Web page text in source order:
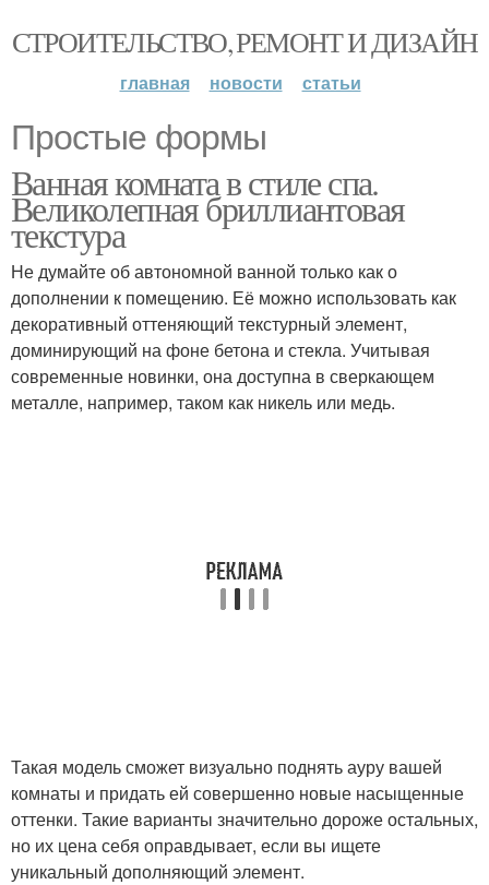
СТРОИТЕЛЬСТВО, РЕМОНТ И ДИЗАЙН
главная новости статьи
Простые формы
Ванная комната в стиле спа.
Великолепная бриллиантовая
текстура
Не думайте об автономной ванной только как о
дополнении к помещению. Её можно использовать как
декоративный оттеняющий текстурный элемент,
доминирующий на фоне бетона и стекла. Учитывая
современные новинки, она доступна в сверкающем
металле, например, таком как никель или медь.
Такая модель сможет визуально поднять ауру вашей
комнаты и придать ей совершенно новые насыщенные
оттенки. Такие варианты значительно дороже остальных,
но их цена себя оправдывает, если вы ищете
уникальный дополняющий элемент.